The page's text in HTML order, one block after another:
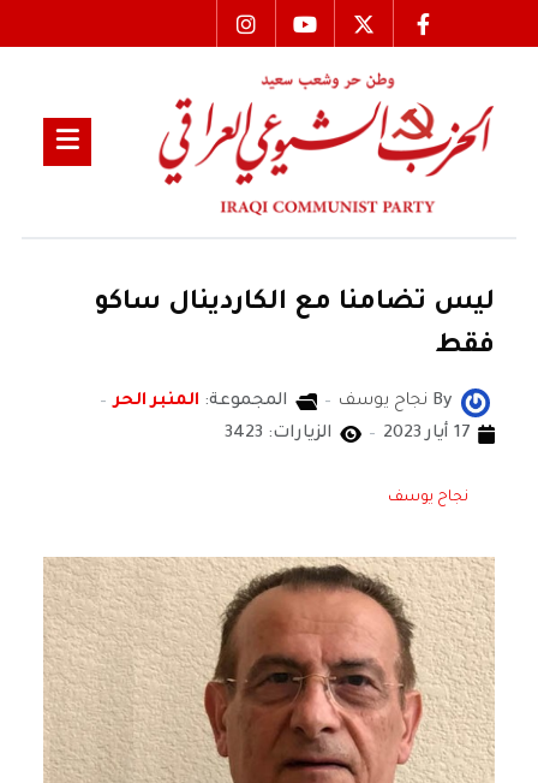
ليس تضامنا مع الكاردينال ساكو
فقط
By نجاح يوسف المجموعة: المنبر الحر
17 أيار 2023
الزيارات: 3423
نجاح يوسف